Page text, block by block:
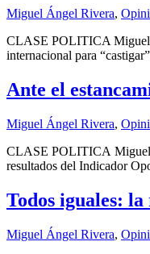
Miguel Ángel Rivera,
CLASE POLITICA Miguel
internacional para
Ante el
Miguel Ángel Rivera,
CLASE POLITICA Miguel
resultados del Indicador
Todos iguales:
Miguel Ángel Rivera,